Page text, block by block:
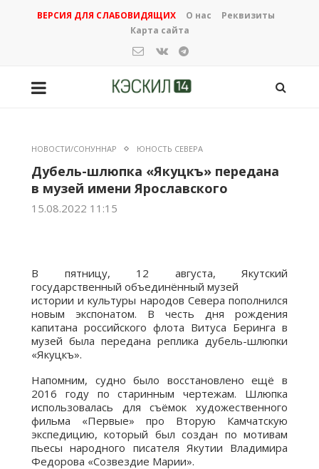
ВЕРСИЯ ДЛЯ СЛАБОВИДЯЩИХ О нас
Реквизиты
Карта сайта
НОВОСТИ/СОНУННАР ЮНОСТЬ СЕВЕРА
Дубель-шлюпка «Якуцкъ» передана
в музей имени Ярославского
15.08.2022 11:15
В пятницу, 12 августа, Якутский
государственный объединённый музей
истории и культуры народов Севера пополнился
новым экспонатом. В честь дня рождения
капитана российского флота Витуса Беринга в
музей была передана реплика дубель-шлюпки
«Якуцкъ».
Напомним, судно было восстановлено ещё в
2016 году по старинным чертежам. Шлюпка
использовалась для съёмок художественного
фильма «Первые» про Вторую Камчатскую
экспедицию, который был создан по мотивам
пьесы народного писателя Якутии Владимира
Федорова «Созвездие Марии».